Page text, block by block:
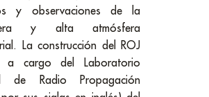
y observaciones de la
y alta atmósfera
La construcción del ROJ
a cargo del Laboratorio
de Radio Propagación